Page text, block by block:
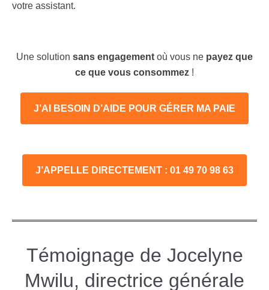
votre assistant.
Une solution sans engagement où vous ne payez que
ce que vous consommez !
J’AI BESOIN D’AIDE POUR GÉRER MA PAIE
J’APPELLE DIRECTEMENT : 01 49 70 98 63
Témoignage de Jocelyne
Mwilu, directrice générale